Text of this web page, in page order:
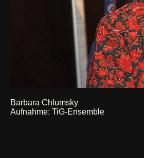
Barbara Chlumsky
Aufnahme: TiG-Ensemble